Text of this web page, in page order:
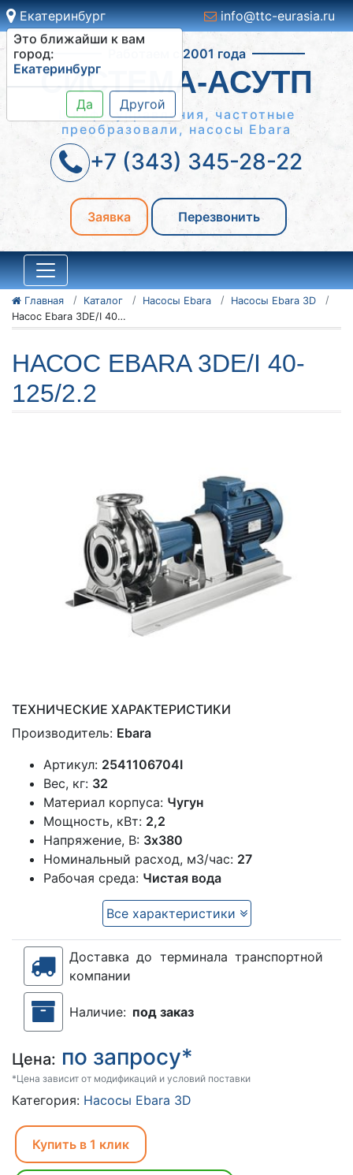
Екатеринбург
Это ближайши к вам
город:
Екатеринбург
Да Другой
info@ttc-eurasia.ru
Работаем с 2001 года
СИСТЕМА-АСУТП
Шкафы управления, частотные
преобразовали, насосы Ebara
+7 (343) 345-28-22
Заявка Перезвонить
Главная Каталог Насосы Ebara
Насосы Ebara 3D
Насос Ebara 3DE/I 40-125/2.2
НАСОС EBARA 3DE/I 40-
125/2.2
ТЕХНИЧЕСКИЕ ХАРАКТЕРИСТИКИ
Производитель: Ebara
Артикул: 2541106704I
Вес, кг: 32
Материал корпуса: Чугун
Мощность, кВт: 2,2
Напряжение, В: 3х380
Номинальный расход, м3/час: 27
Рабочая среда: Чистая вода
Все характеристики
Доставка до терминала транспортной
компании
Наличие: под заказ
Цена: по запросу*
*Цена зависит от модификаций и условий поставки
Категория: Насосы Ebara 3D
Купить в 1 клик